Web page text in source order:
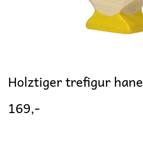
Holztiger trefigur hane
169,-